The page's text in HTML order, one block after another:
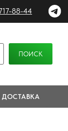
88-44
ПОИСК